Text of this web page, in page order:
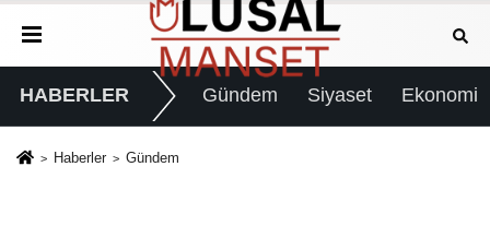
HABERLER Gündem Siyaset Ekonomi
Haberler Gündem